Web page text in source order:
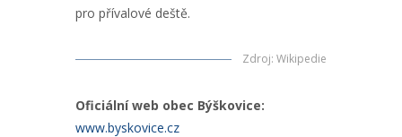
pro přívalové deště.
Zdroj: Wikipedie
Oficiální web obec Býškovice:
www.byskovice.cz